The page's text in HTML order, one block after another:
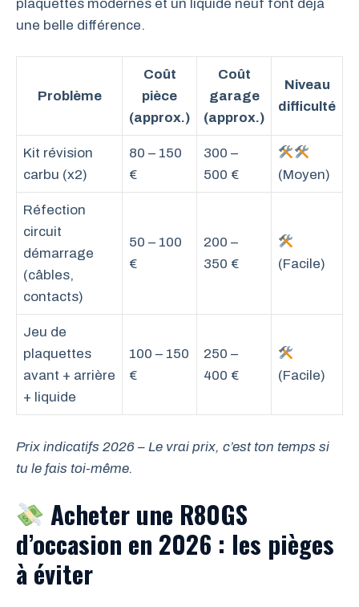
plaquettes modernes et un liquide neuf font déjà
une belle différence.
Problème
Coût
pièce
(approx.)
Coût
garage
(approx.)
Niveau
difficulté
Kit révision
carbu (x2)
80 – 150
€
300 –
500 €
(Moyen)
Réfection
circuit
démarrage
(câbles,
contacts)
50 – 100
€
200 –
350 €
(Facile)
Jeu de
plaquettes
avant + arrière
+ liquide
100 – 150
€
250 –
400 €
(Facile)
Prix indicatifs 2026 – Le vrai prix, c’est ton temps si
tu le fais toi-même.
Acheter une R80GS
d’occasion en 2026 : les pièges
à éviter